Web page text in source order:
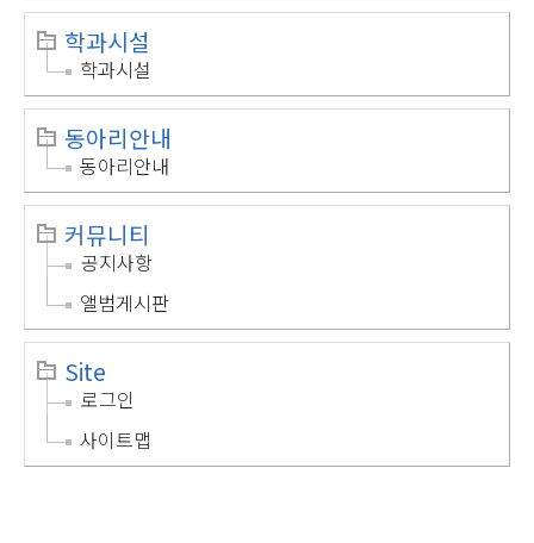
학과시설
학과시설
동아리안내
동아리안내
커뮤니티
공지사항
앨범게시판
Site
로그인
사이트맵